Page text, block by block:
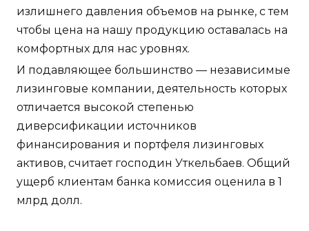
излишнего давления объемов на рынке, с тем
чтобы цена на нашу продукцию оставалась на
комфортных для нас уровнях.
И подавляющее большинство — независимые
лизинговые компании, деятельность которых
отличается высокой степенью
диверсификации источников
финансирования и портфеля лизинговых
активов, считает господин Уткельбаев. Общий
ущерб клиентам банка комиссия оценила в 1
млрд долл.